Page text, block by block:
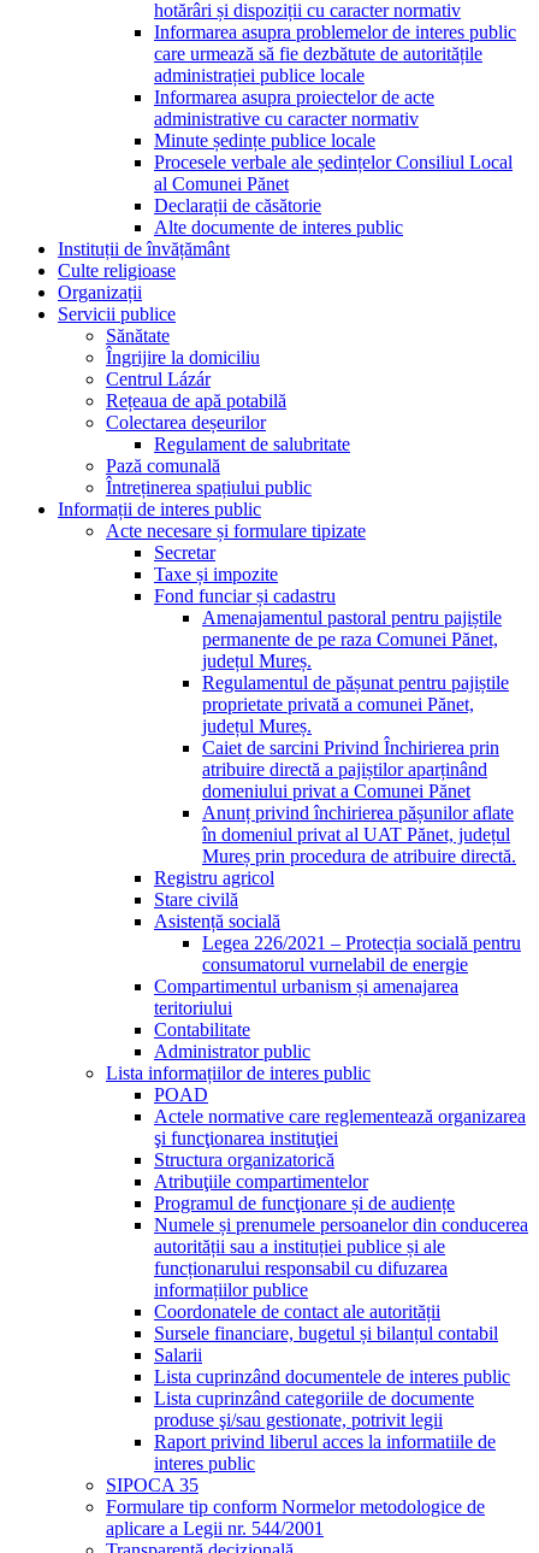
hotărâri și dispoziții cu caracter normativ
Informarea asupra problemelor de interes public
care urmează să fie dezbătute de autoritățile
administrației publice locale
Informarea asupra proiectelor de acte
administrative cu caracter normativ
Minute ședințe publice locale
Procesele verbale ale ședințelor Consiliul Local
al Comunei Pănet
Declarații de căsătorie
Alte documente de interes public
Instituții de învățământ
Culte religioase
Organizații
Servicii publice
Sănătate
Îngrijire la domiciliu
Centrul Lázár
Rețeaua de apă potabilă
Colectarea deșeurilor
Regulament de salubritate
Pază comunală
Întreținerea spațiului public
Informații de interes public
Acte necesare și formulare tipizate
Secretar
Taxe și impozite
Fond funciar și cadastru
Amenajamentul pastoral pentru pajiștile
permanente de pe raza Comunei Pănet,
județul Mureș.
Regulamentul de pășunat pentru pajiștile
proprietate privată a comunei Pănet,
județul Mureș.
Caiet de sarcini Privind Închirierea prin
atribuire directă a pajiștilor aparținând
domeniului privat a Comunei Pănet
Anunț privind închirierea pășunilor aflate
în domeniul privat al UAT Pănet, județul
Mureș prin procedura de atribuire directă.
Registru agricol
Stare civilă
Asistență socială
Legea 226/2021 – Protecția socială pentru
consumatorul vurnelabil de energie
Compartimentul urbanism și amenajarea
teritoriului
Contabilitate
Administrator public
Lista informațiilor de interes public
POAD
Actele normative care reglementează organizarea
şi funcţionarea instituţiei
Structura organizatorică
Atribuţiile compartimentelor
Programul de funcţionare și de audiențe
Numele și prenumele persoanelor din conducerea
autorității sau a instituției publice și ale
funcționarului responsabil cu difuzarea
informațiilor publice
Coordonatele de contact ale autorității
Sursele financiare, bugetul și bilanțul contabil
Salarii
Lista cuprinzând documentele de interes public
Lista cuprinzând categoriile de documente
produse şi/sau gestionate, potrivit legii
Raport privind liberul acces la informatiile de
interes public
SIPOCA 35
Formulare tip conform Normelor metodologice de
aplicare a Legii nr. 544/2001